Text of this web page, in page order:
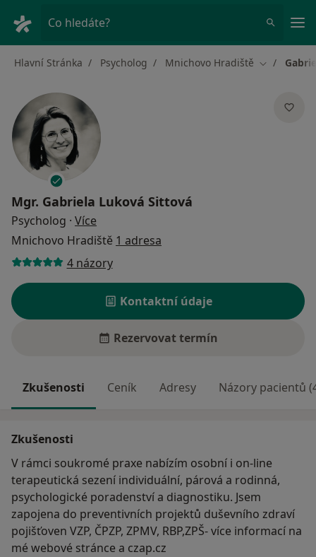
Co hledáte?
Hlavní Stránka Psycholog Mnichovo Hradiště Změna
Mgr. Gabriela Luková Sittová
Psycholog · Více
Mnichovo Hradiště 1 adresa
4 názory
Kontaktní údaje
Rezervovat termín
Zkušenosti Ceník Adresy Názory pacientů
Zkušenosti
V rámci soukromé praxe nabízím osobní i on-line
terapeutická sezení individuální, párová a rodinná,
psychologické poradenství a diagnostiku. Jsem
zapojena do preventivních projektů duševního zdraví
pojišťoven VZP, ČPZP, ZPMV, RBP,ZPŠ- více informací na
mé webové stránce a czap.cz